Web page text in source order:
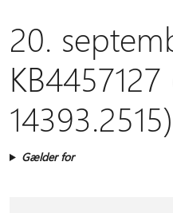
20.
14393.2515)
Gælder for